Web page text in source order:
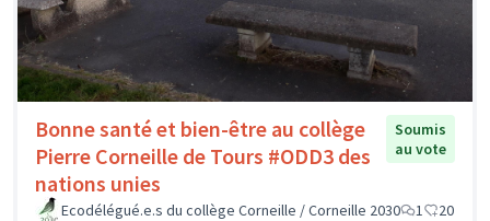
Bonne santé et bien-être au collège
Pierre Corneille de Tours #ODD3 des
nations unies
Soumis
au vote
Ecodélégué.e.s du collège Corneille / Corneille 2030 1 20